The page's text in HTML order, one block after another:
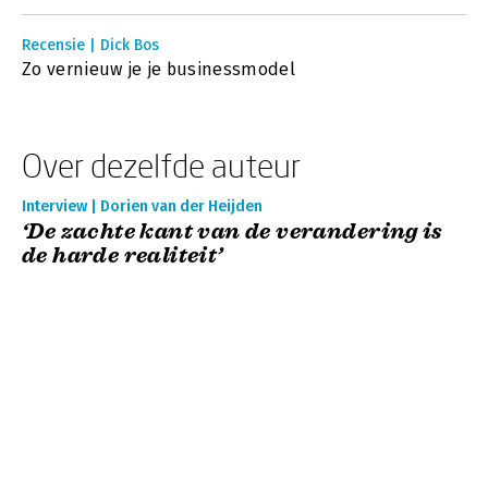
Recensie | Dick Bos
Zo vernieuw je je businessmodel
Over dezelfde auteur
Interview | Dorien van der Heijden
‘De zachte kant van de verandering is
de harde realiteit’